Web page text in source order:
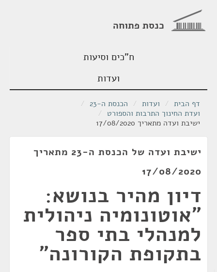
כנסת פתוחה
ח"כים וסיעות
ועדות
דף הבית / ועדות / הכנסת ה-23
/
ועדת החינוך התרבות והספורט /
ישיבת ועדה מתאריך 17/08/2020
ישיבת ועדה של הכנסת ה-23 מתאריך
17/08/2020
דיון מהיר בנושא:
"אוטונומיה ניהולית
למנהלי בתי ספר
בתקופת הקורונה"